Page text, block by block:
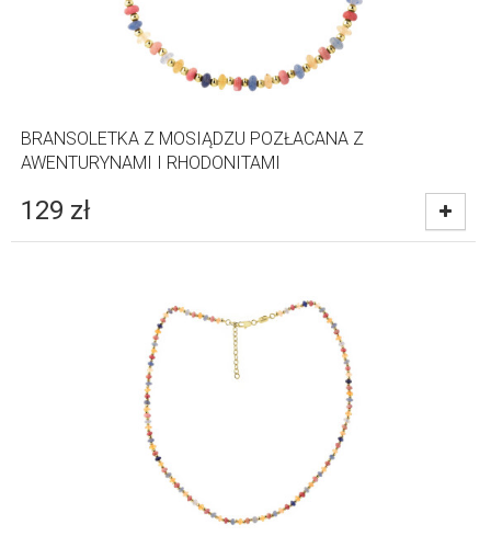
BRANSOLETKA Z MOSIĄDZU POZŁACANA Z
AWENTURYNAMI I RHODONITAMI
129 zł